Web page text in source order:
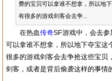
费的宝贝可以拿谁不想拿，所以地
有很多的游戏剑客会去争...
在热血传奇SF游戏中，会去
可以拿谁不想拿，所以地下夺宝这
很多的游戏剑客会去争抢这些宝贝
剑客，或者是背后偷袭这样的事情